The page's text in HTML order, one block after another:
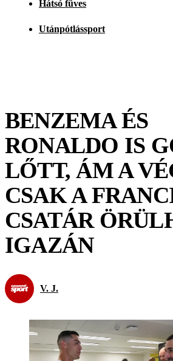
Hátsó füves
Utánpótlássport
BENZEMA ÉS
RONALDO IS
LŐTT, ÁM A
CSAK A
CSATÁR
IGAZÁN
V. J.